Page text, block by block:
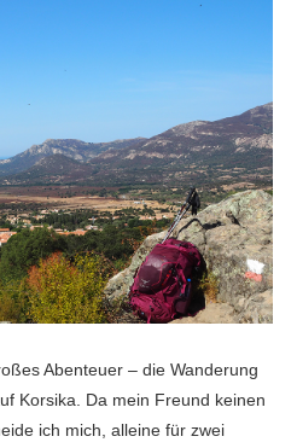
Abenteuer – die Wanderung
Korsika. Da mein Freund keinen
ich mich, alleine für zwei